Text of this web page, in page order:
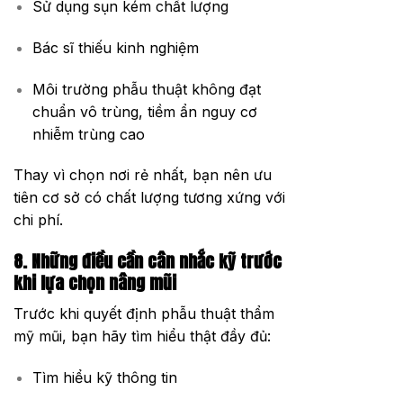
Sử dụng sụn kém chất lượng
Bác sĩ thiếu kinh nghiệm
Môi trường phẫu thuật không đạt
chuẩn vô trùng, tiềm ẩn nguy cơ
nhiễm trùng cao
Thay vì chọn nơi rẻ nhất, bạn nên ưu
tiên cơ sở có chất lượng tương xứng với
chi phí.
8. Những điều cần cân nhắc kỹ trước
khi lựa chọn nâng mũi
Trước khi quyết định phẫu thuật thẩm
mỹ mũi, bạn hãy tìm hiểu thật đầy đủ:
Tìm hiểu kỹ thông tin